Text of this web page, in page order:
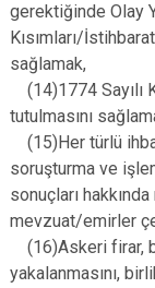
gerektiğinde Olay
Kısımları/
sağlamak,
(14)1774 Sayılı
tutulmasını
(15)Her türlü
soruşturma ve
sonuçları
mevzuat/emirler
(16)Askeri firar,
yakalanmasını,